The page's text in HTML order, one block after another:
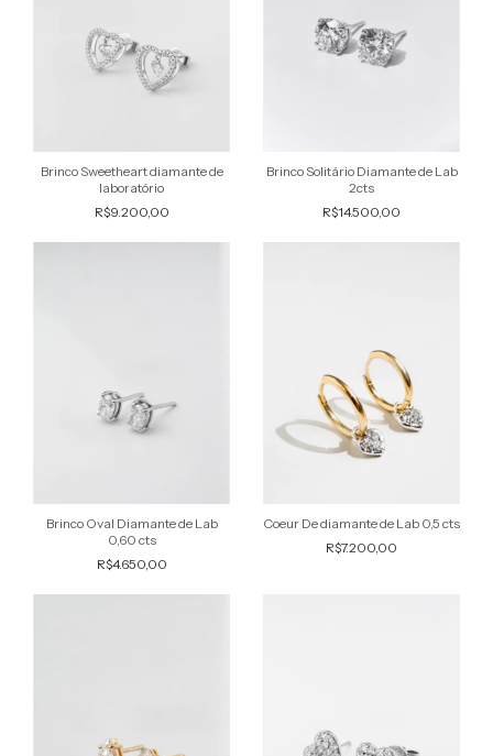
Brinco Sweetheart diamante de
laboratório
R$9.200,00
Brinco Solitário Diamante de Lab
2cts
R$14.500,00
Brinco Oval Diamante de Lab
0,60 cts
R$4.650,00
Coeur De diamante de Lab 0,5 cts
R$7.200,00